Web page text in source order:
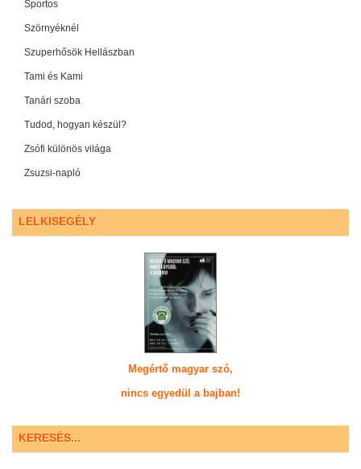
Sportos
Szörnyéknél
Szuperhősök Hellászban
Tami és Kami
Tanári szoba
Tudod, hogyan készül?
Zsófi különös világa
Zsuzsi-napló
LELKISEGÉLY
Megértő magyar szó,
nincs egyedül a bajban!
KERESÉS...